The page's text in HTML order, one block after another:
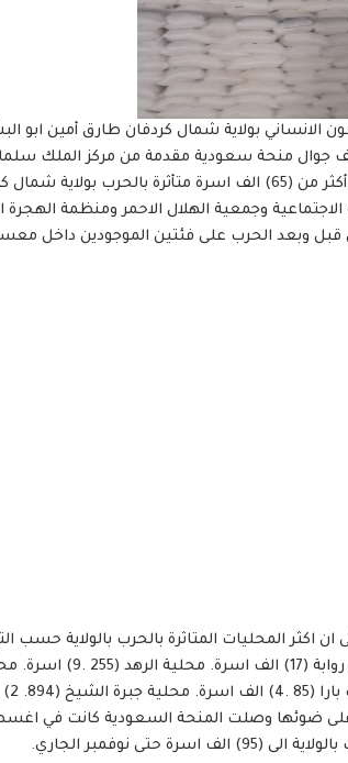
(435. 96) الف جوال منحة سعودية مقدمة من مركز الملك
المنحة تستهدف أكثر من (65) الف اسرة متأثرة
الاجتماعية وجمعية الهلال الاحمر ومنظمة
قبل وبعد الحرب على فئتين الموجودين داخل
على ضوئها وصلت المنحة السعودية كانت في
اسرة حتى نوفمبر الجاري.